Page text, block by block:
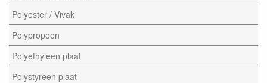
Polyester / Vivak
Polypropeen
Polyethyleen plaat
Polystyreen plaat